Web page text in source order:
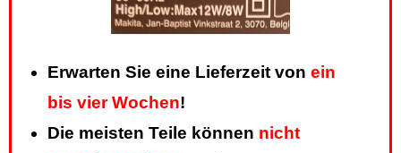
Erwarten Sie eine Lieferzeit von ein
bis vier Wochen!
Die meisten Teile können nicht